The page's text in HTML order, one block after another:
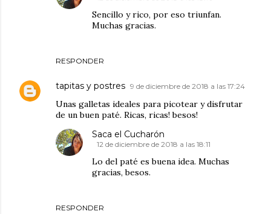
RESPONDER
Sencillo y rico, por eso triunfan.
Muchas gracias.
tapitas y postres 9 de diciembre de 2018 a las 17:24
Unas galletas ideales para picotear y disfrutar
de un buen paté. Ricas, ricas! besos!
RESPONDER
Saca el Cucharón
12 de diciembre de 2018 a las 18:11
Lo del paté es buena idea. Muchas
gracias, besos.